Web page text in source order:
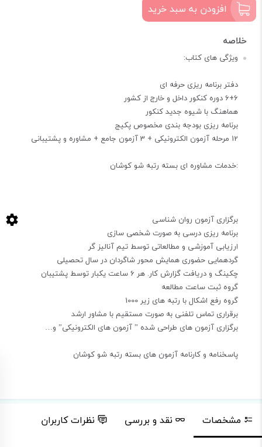
افزودن به سبد خرید
ویژگی های کتاب:
دفتر برنامه ریزی حرفه ای
6+6 دوره کنکور داخل و خارج از کشور
هماهنگ با شیوه جدید کنکور
برنامه ریزی بودجه بندی مخصوص پکیج
12 مرحله آزمون الکترونیکی + 3 آزمون جامع + مشاوره و پشتیبانی
:خدمات مشاوره ای بسته رتبه شو کوشان
برگزاری آزمون روان شناسی
برنامه ریزی درسی به صورت شخصی سازی
ارزیابی آموزشی و مطالعاتی توسط تیم آنالیز گر
گردهمایی حضوری همایش محور شاگردان در سال تحصیلی
چکینگ و دریافت گزارش کار. هر 6 ساعت یکبار توسط پشتیبان
گروه ثبت ساعت مطالعه
گروه رفع اشکال با رتبه های زیر 1000
برقراری تماس تلفنی به صورت مستقیم با مشاور ارشد
برگزاری آزمون های طراحی شده ” آزمون های الکترونیکی” و…
پاسخنامه و کارنامه آزمون های بسته رتبه شو کوشان
مشخصات نقد و بررسی نظرات کاربران